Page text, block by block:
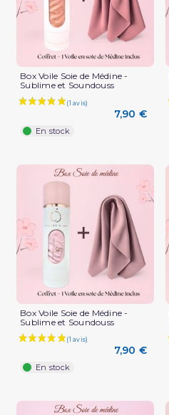
Box Voile Soie de Médine -
Sublime et Soundouss
7,90 €
En stock
Box Voile Soie de Médine -
Sublime et Soundouss
7,90 €
En stock